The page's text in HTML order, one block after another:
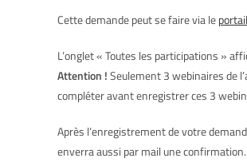
Cette demande peut se faire via le
L’onglet « Toutes les participations »
Attention !Seulement 3 webinaires de
compléter avant enregistrer ces 3
Après l’enregistrement de votre
enverra aussi par mail une confirmation.